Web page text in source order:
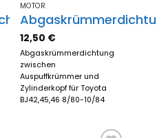
MOTOR
12,50 €
Abgaskrümmerdichtung
zwischen
Auspuffkrümmer und
Zylinderkopf für Toyota
BJ42,45,46 8/80-10/84